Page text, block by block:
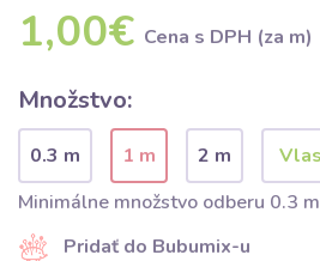
1,00€ Cena s DPH (za m)
Množstvo:
0.3 m 1 m
2 m
Minimálne množstvo odberu 0.3 m
Pridať do Bubumix-u